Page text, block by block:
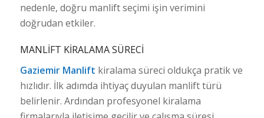
nedenle, doğru manlift seçimi işin verimini
doğrudan etkiler.
MANLIFT KIRALAMA SÜRECI
Gaziemir Manlift kiralama süreci oldukça pratik ve
hızlıdır. İlk adımda ihtiyaç duyulan manlift türü
belirlenir. Ardından profesyonel kiralama